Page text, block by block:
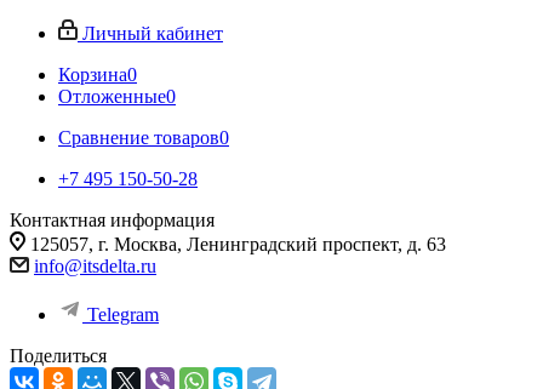
Личный кабинет
Корзина0
Отложенные0
Сравнение товаров0
+7 495 150-50-28
Контактная информация
125057, г. Москва, Ленинградский проспект, д. 63
info@itsdelta.ru
Telegram
Поделиться